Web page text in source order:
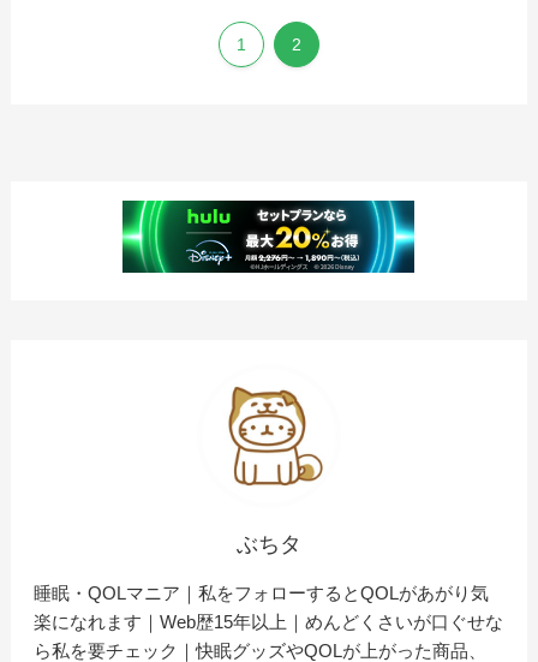
1 2
ぶちタ
睡眠・QOLマニア｜私をフォローするとQOLがあがり気
楽になれます｜Web歴15年以上｜めんどくさいが口ぐせな
ら私を要チェック｜快眠グッズやQOLが上がった商品、